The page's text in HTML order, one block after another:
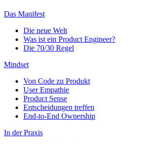
Das Manifest
Die neue Welt
Was ist ein Product Engineer?
Die 70/30 Regel
Mindset
Von Code zu Produkt
User Empathie
Product Sense
Entscheidungen treffen
End-to-End Ownership
In der Praxis